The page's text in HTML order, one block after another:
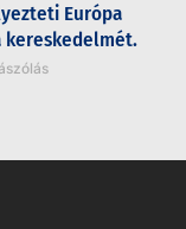
Európa
kereskedelmét.